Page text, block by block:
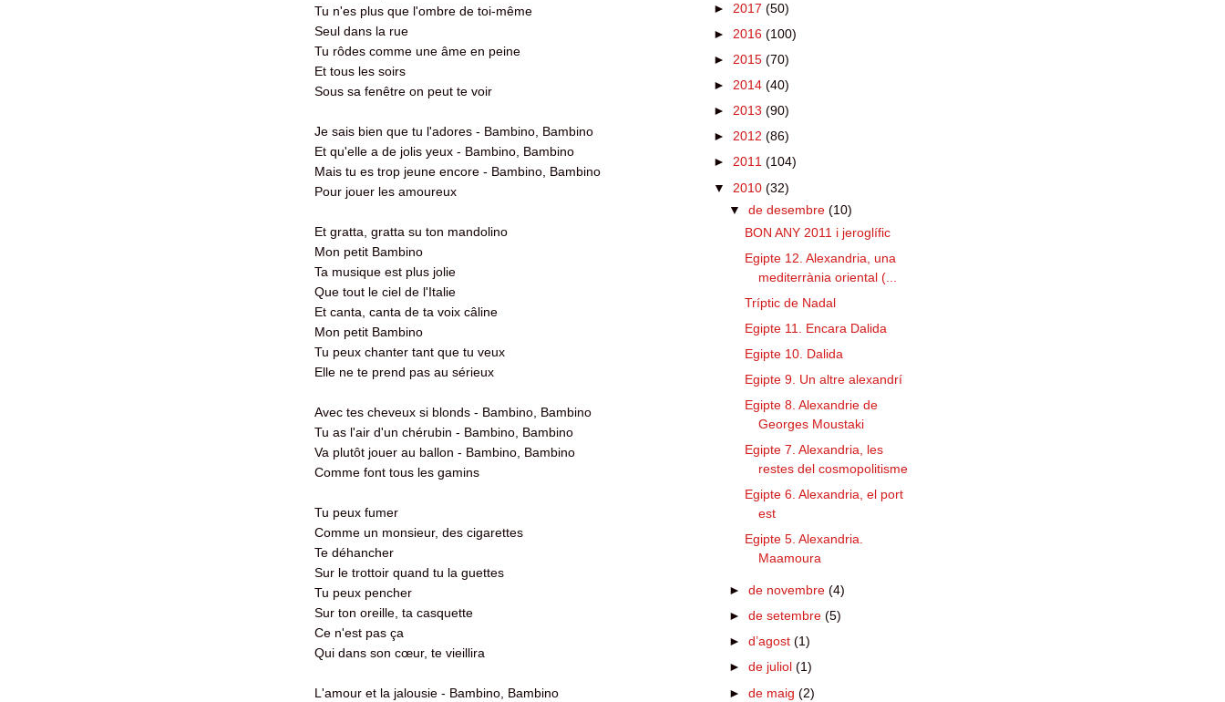
Tu n'es plus que l'ombre de toi-même
Seul dans la rue
Tu rôdes comme une âme en peine
Et tous les soirs
Sous sa fenêtre on peut te voir
Je sais bien que tu l'adores - Bambino, Bambino
Et qu'elle a de jolis yeux - Bambino, Bambino
Mais tu es trop jeune encore - Bambino, Bambino
Pour jouer les amoureux
Et gratta, gratta su ton mandolino
Mon petit Bambino
Ta musique est plus jolie
Que tout le ciel de l'Italie
Et canta, canta de ta voix câline
Mon petit Bambino
Tu peux chanter tant que tu veux
Elle ne te prend pas au sérieux
Avec tes cheveux si blonds - Bambino, Bambino
Tu as l'air d'un chérubin - Bambino, Bambino
Va plutôt jouer au ballon - Bambino, Bambino
Comme font tous les gamins
Tu peux fumer
Comme un monsieur, des cigarettes
Te déhancher
Sur le trottoir quand tu la guettes
Tu peux pencher
Sur ton oreille, ta casquette
Ce n'est pas ça
Qui dans son cœur, te vieillira
L'amour et la jalousie - Bambino, Bambino
► 2017 (50)
► 2016 (100)
► 2015 (70)
► 2014 (40)
► 2013 (90)
► 2012 (86)
► 2011 (104)
▼ 2010 (32)
▼ de desembre (10)
BON ANY 2011 i jeroglífic
Egipte 12. Alexandria, una
mediterrània oriental (...
Tríptic de Nadal
Egipte 11. Encara Dalida
Egipte 10. Dalida
Egipte 9. Un altre alexandrí
Egipte 8. Alexandrie de
Georges Moustaki
Egipte 7. Alexandria, les
restes del cosmopolitisme
Egipte 6. Alexandria, el port
est
Egipte 5. Alexandria.
Maamoura
► de novembre (4)
► de setembre (5)
► d’agost (1)
► de juliol (1)
► de maig (2)